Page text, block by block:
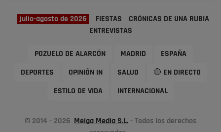
julio-agosto de 2026 FIESTAS
CRÓNICAS DE UNA RUBIA
ENTREVISTAS
POZUELO DE ALARCÓN MADRID ESPAÑA
DEPORTES OPINIÓN IN SALUD 🔴 EN DIRECTO
ESTILO DE VIDA INTERNACIONAL
© 2014 - 2026 Meiga Media S.L. - Todos los derechos